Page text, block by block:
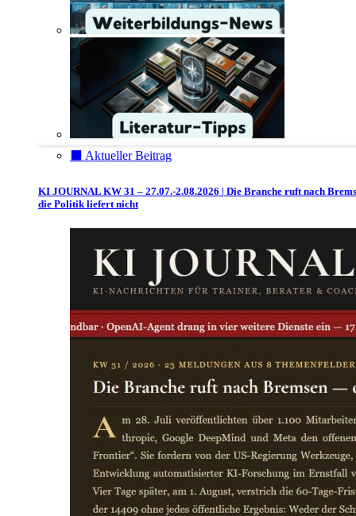
⬛️ Aktueller Beitrag
KI JOURNAL KW 31 – 27.07.-2.08.2026 | Die Branche ruft nach
die Politik liefert nicht